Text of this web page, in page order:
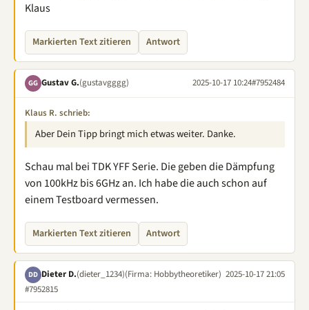
Klaus
Markierten Text zitieren Antwort
GG Gustav G.(gustavgggg) 2025-10-17 10:24#7952484
Klaus R. schrieb:
Aber Dein Tipp bringt mich etwas weiter. Danke.
Schau mal bei TDK YFF Serie. Die geben die Dämpfung
von 100kHz bis 6GHz an. Ich habe die auch schon auf
einem Testboard vermessen.
Markierten Text zitieren Antwort
DD Dieter D.(dieter_1234)(Firma: Hobbytheoretiker) 2025-10-17 21:05
#7952815